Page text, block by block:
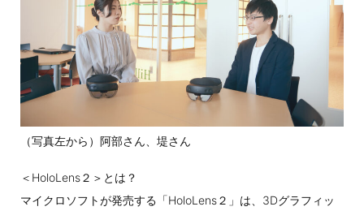
（写真左から）阿部さん、堤さん
＜HoloLens２＞とは？
マイクロソフトが発売する「HoloLens２」は、3Dグラフィッ